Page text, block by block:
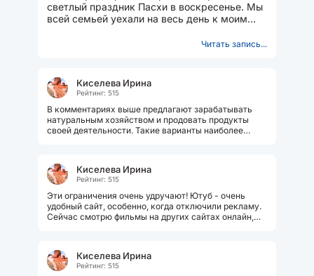
светлый праздник Пасхи в воскресенье. Мы
всей семьей уехали на весь день к моим
Читать запись...
Киселева Ирина
Рейтинг: 515
В комментариях выше предлагают зарабатывать
натуральным хозяйством и продовать продукты
своей деятельности. Такие варианты наиболее
Киселева Ирина
Рейтинг: 515
Эти ограничения очень удручают! Ютуб - очень
удобный сайт, особенно, когда отключили рекламу.
Сейчас смотрю фильмы на других сайтах онлайн,
Киселева Ирина
Рейтинг: 515